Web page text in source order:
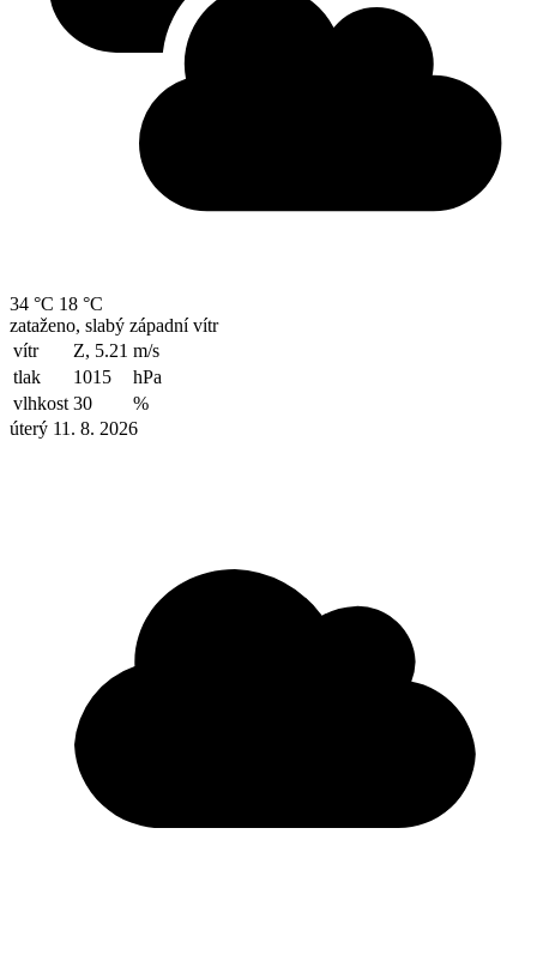
34 °C 18 °C
zataženo, slabý západní vítr
vítr
Z, 5.21 m/s
tlak
1015
hPa
vlhkost 30
%
úterý 11. 8. 2026